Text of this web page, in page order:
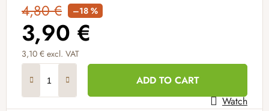
4,80 € –18 %
3,90 €
3,10 € excl. VAT
ADD TO CART
Watch